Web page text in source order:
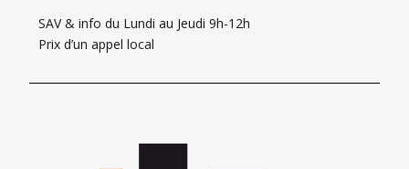
SAV & info du Lundi au Jeudi 9h-12h
Prix d’un appel local